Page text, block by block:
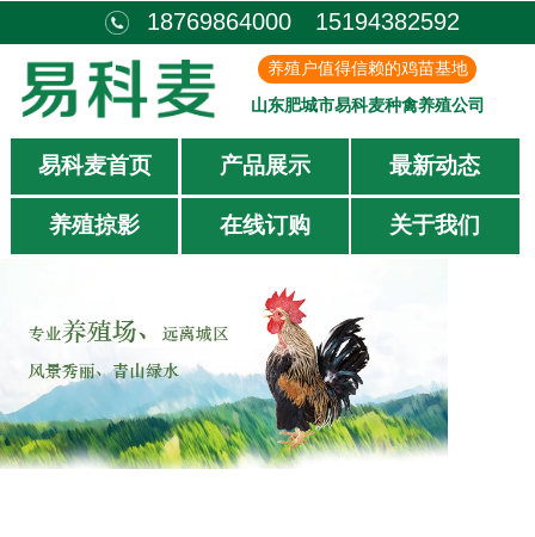
18769864000 15194382592
养殖户值得信赖的鸡苗基地
山东肥城市易科麦种禽养殖公司
易科麦首页 产品展示 最新动态
养殖掠影 在线订购 关于我们